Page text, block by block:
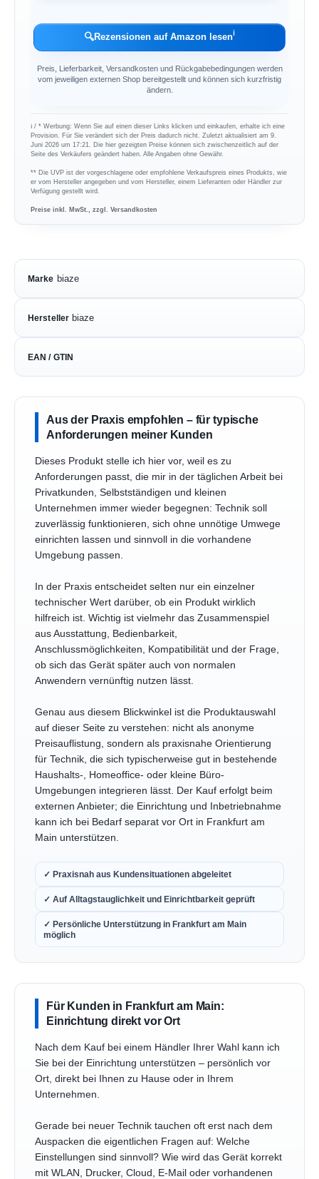
🔍Rezensionen auf Amazon lesenℹ︎
Preis, Lieferbarkeit, Versandkosten und Rückgabebedingungen werden
vom jeweiligen externen Shop bereitgestellt und können sich kurzfristig
ändern.
ℹ︎ / * Werbung: Wenn Sie auf einen dieser Links klicken und einkaufen, erhalte ich eine
Provision. Für Sie verändert sich der Preis dadurch nicht. Zuletzt aktualisiert am 9.
Juni 2026 um 17:21. Die hier gezeigten Preise können sich zwischenzeitlich auf der
Seite des Verkäufers geändert haben. Alle Angaben ohne Gewähr.
** Die UVP ist der vorgeschlagene oder empfohlene Verkaufspreis eines Produkts, wie
er vom Hersteller angegeben und vom Hersteller, einem Lieferanten oder Händler zur
Verfügung gestellt wird.
Preise inkl. MwSt., zzgl. Versandkosten
Marke biaze
Hersteller biaze
EAN / GTIN
Aus der Praxis empfohlen – für typische
Anforderungen meiner Kunden
Dieses Produkt stelle ich hier vor, weil es zu
Anforderungen passt, die mir in der täglichen Arbeit bei
Privatkunden, Selbstständigen und kleinen
Unternehmen immer wieder begegnen: Technik soll
zuverlässig funktionieren, sich ohne unnötige Umwege
einrichten lassen und sinnvoll in die vorhandene
Umgebung passen.
In der Praxis entscheidet selten nur ein einzelner
technischer Wert darüber, ob ein Produkt wirklich
hilfreich ist. Wichtig ist vielmehr das Zusammenspiel
aus Ausstattung, Bedienbarkeit,
Anschlussmöglichkeiten, Kompatibilität und der Frage,
ob sich das Gerät später auch von normalen
Anwendern vernünftig nutzen lässt.
Genau aus diesem Blickwinkel ist die Produktauswahl
auf dieser Seite zu verstehen: nicht als anonyme
Preisauflistung, sondern als praxisnahe Orientierung
für Technik, die sich typischerweise gut in bestehende
Haushalts-, Homeoffice- oder kleine Büro-
Umgebungen integrieren lässt. Der Kauf erfolgt beim
externen Anbieter; die Einrichtung und Inbetriebnahme
kann ich bei Bedarf separat vor Ort in Frankfurt am
Main unterstützen.
✓ Praxisnah aus Kundensituationen abgeleitet
✓ Auf Alltagstauglichkeit und Einrichtbarkeit geprüft
✓ Persönliche Unterstützung in Frankfurt am Main
möglich
Für Kunden in Frankfurt am Main:
Einrichtung direkt vor Ort
Nach dem Kauf bei einem Händler Ihrer Wahl kann ich
Sie bei der Einrichtung unterstützen – persönlich vor
Ort, direkt bei Ihnen zu Hause oder in Ihrem
Unternehmen.
Gerade bei neuer Technik tauchen oft erst nach dem
Auspacken die eigentlichen Fragen auf: Welche
Einstellungen sind sinnvoll? Wie wird das Gerät korrekt
mit WLAN, Drucker, Cloud, E-Mail oder vorhandenen